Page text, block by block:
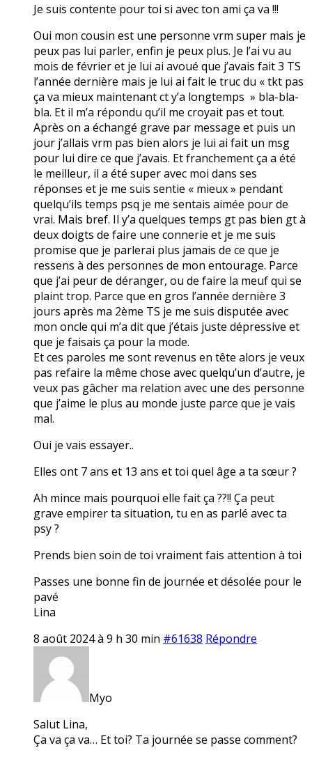
Je suis contente pour toi si avec ton ami ça va !!!
Oui mon cousin est une personne vrm super mais je
peux pas lui parler, enfin je peux plus. Je l’ai vu au
mois de février et je lui ai avoué que j’avais fait 3 TS
l’année dernière mais je lui ai fait le truc du « tkt pas
ça va mieux maintenant ct y’a longtemps » bla-bla-
bla. Et il m’a répondu qu’il me croyait pas et tout.
Après on a échangé grave par message et puis un
jour j’allais vrm pas bien alors je lui ai fait un msg
pour lui dire ce que j’avais. Et franchement ça a été
le meilleur, il a été super avec moi dans ses
réponses et je me suis sentie « mieux » pendant
quelqu’ils temps psq je me sentais aimée pour de
vrai. Mais bref. Il y’a quelques temps gt pas bien gt à
deux doigts de faire une connerie et je me suis
promise que je parlerai plus jamais de ce que je
ressens à des personnes de mon entourage. Parce
que j’ai peur de déranger, ou de faire la meuf qui se
plaint trop. Parce que en gros l’année dernière 3
jours après ma 2ème TS je me suis disputée avec
mon oncle qui m’a dit que j’étais juste dépressive et
que je faisais ça pour la mode.
Et ces paroles me sont revenus en tête alors je veux
pas refaire la même chose avec quelqu’un d’autre, je
veux pas gâcher ma relation avec une des personne
que j’aime le plus au monde juste parce que je vais
mal.
Oui je vais essayer..
Elles ont 7 ans et 13 ans et toi quel âge a ta sœur ?
Ah mince mais pourquoi elle fait ça ??!! Ça peut
grave empirer ta situation, tu en as parlé avec ta
psy ?
Prends bien soin de toi vraiment fais attention à toi
Passes une bonne fin de journée et désolée pour le
pavé
Lina
8 août 2024 à 9 h 30 min #61638 Répondre
Myo
Salut Lina,
Ça va ça va… Et toi? Ta journée se passe comment?